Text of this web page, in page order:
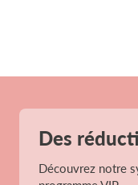
Des
Découvrez notre